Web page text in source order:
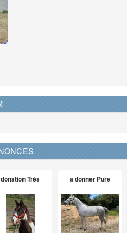
donation Très a donner Pure